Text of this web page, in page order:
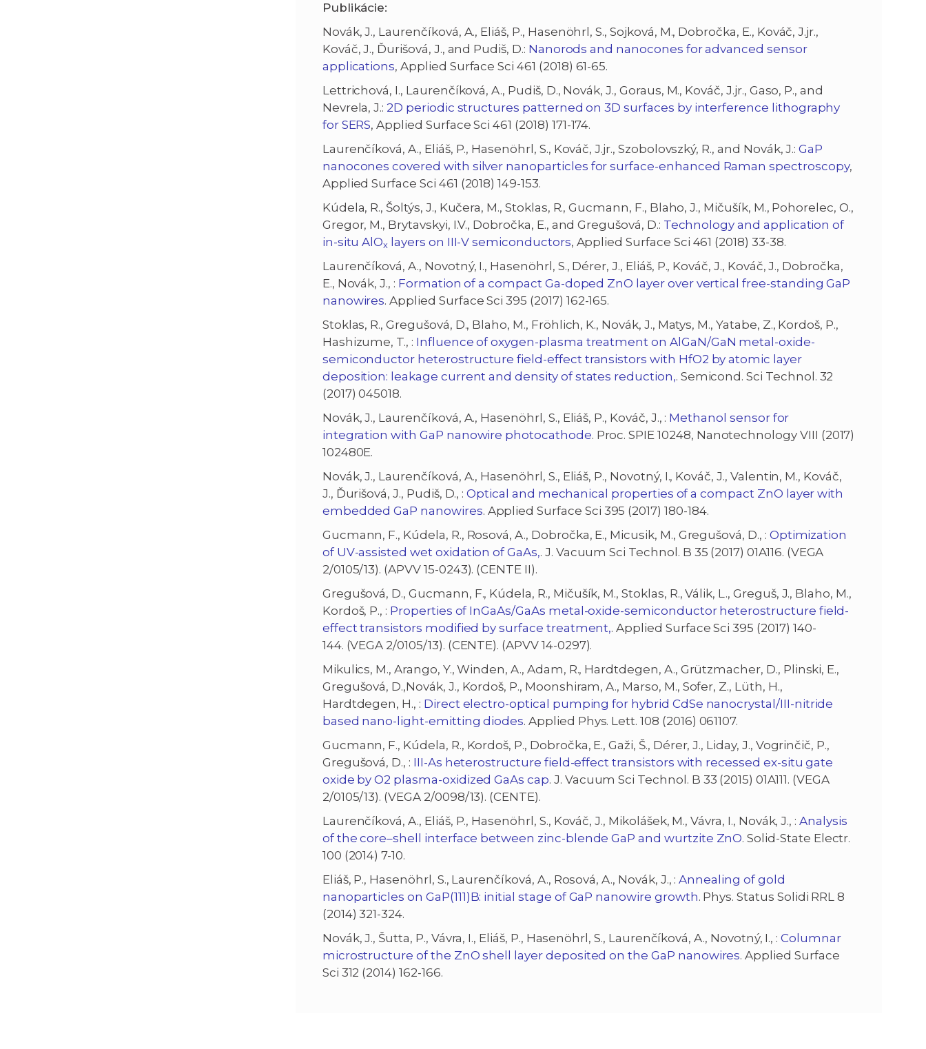
Publikácie:
Novák, J., Laurenčíková, A., Eliáš, P., Hasenöhrl, S., Sojková, M., Dobročka, E., Kováč, J.jr.,
Kováč, J., Ďurišová, J., and Pudiš, D.: Nanorods and nanocones for advanced sensor
applications, Applied Surface Sci 461 (2018) 61-65.
Lettrichová, I., Laurenčíková, A., Pudiš, D., Novák, J., Goraus, M., Kováč, J.jr., Gaso, P., and
Nevrela, J.: 2D periodic structures patterned on 3D surfaces by interference lithography
for SERS, Applied Surface Sci 461 (2018) 171-174.
Laurenčíková, A., Eliáš, P., Hasenöhrl, S., Kováč, J.jr., Szobolovszký, R., and Novák, J.:GaP
nanocones covered with silver nanoparticles for surface-enhanced Raman spectroscopy,
Applied Surface Sci 461 (2018) 149-153.
Kúdela, R., Šoltýs, J., Kučera, M., Stoklas, R., Gucmann, F., Blaho, J., Mičušík, M., Pohorelec, O.,
Gregor, M., Brytavskyi, I.V., Dobročka, E., and Gregušová, D.: Technology and application of
in-situ AlOx layers on III-V semiconductors, Applied Surface Sci 461 (2018) 33-38.
Laurenčíková, A., Novotný, I., Hasenöhrl, S., Dérer, J., Eliáš, P., Kováč, J., Kováč, J., Dobročka,
E., Novák, J., : Formation of a compact Ga-doped ZnO layer over vertical free-standing GaP
nanowires. Applied Surface Sci 395 (2017) 162-165.
Stoklas, R., Gregušová, D., Blaho, M., Fröhlich, K., Novák, J., Matys, M., Yatabe, Z., Kordoš, P.,
Hashizume, T., : Influence of oxygen-plasma treatment on AlGaN/GaN metal-oxide-
semiconductor heterostructure field-effect transistors with HfO2 by atomic layer
deposition: leakage current and density of states reduction,. Semicond. Sci Technol. 32
(2017) 045018.
Novák, J., Laurenčíková, A., Hasenöhrl, S., Eliáš, P., Kováč, J., : Methanol sensor for
integration with GaP nanowire photocathode. Proc. SPIE 10248, Nanotechnology VIII (2017)
102480E.
Novák, J., Laurenčíková, A., Hasenöhrl, S., Eliáš, P., Novotný, I., Kováč, J., Valentin, M., Kováč,
J., Ďurišová, J., Pudiš, D., :Optical and mechanical properties of a compact ZnO layer with
embedded GaP nanowires. Applied Surface Sci 395 (2017) 180-184.
Gucmann, F., Kúdela, R., Rosová, A., Dobročka, E., Micusik, M., Gregušová, D., : Optimization
of UV-assisted wet oxidation of GaAs,. J. Vacuum Sci Technol. B 35 (2017) 01A116. (VEGA
2/0105/13). (APVV 15-0243). (CENTE II).
Gregušová, D., Gucmann, F., Kúdela, R., Mičušík, M., Stoklas, R., Válik, L., Greguš, J., Blaho, M.,
Kordoš, P., : Properties of InGaAs/GaAs metal-oxide-semiconductor heterostructure field-
effect transistors modified by surface treatment,. Applied Surface Sci 395 (2017) 140-
144. (VEGA 2/0105/13). (CENTE). (APVV 14-0297).
Mikulics, M., Arango, Y., Winden, A., Adam, R., Hardtdegen, A., Grützmacher, D., Plinski, E.,
Gregušová, D.,Novák, J., Kordoš, P., Moonshiram, A., Marso, M., Sofer, Z., Lüth, H.,
Hardtdegen, H., : Direct electro-optical pumping for hybrid CdSe nanocrystal/III-nitride
based nano-light-emitting diodes. Applied Phys. Lett. 108 (2016) 061107.
Gucmann, F., Kúdela, R., Kordoš, P., Dobročka, E., Gaži, Š., Dérer, J., Liday, J., Vogrinčič, P.,
Gregušová, D., : III-As heterostructure field-effect transistors with recessed ex-situ gate
oxide by O2 plasma-oxidized GaAs cap. J. Vacuum Sci Technol. B 33 (2015) 01A111. (VEGA
2/0105/13). (VEGA 2/0098/13). (CENTE).
Laurenčíková, A., Eliáš, P., Hasenöhrl, S., Kováč, J., Mikolášek, M., Vávra, I., Novák, J., :Analysis
of the core–shell interface between zinc-blende GaP and wurtzite ZnO. Solid-State Electr.
100 (2014) 7-10.
Eliáš, P., Hasenöhrl, S., Laurenčíková, A., Rosová, A., Novák, J., :Annealing of gold
nanoparticles on GaP(111)B: initial stage of GaP nanowire growth. Phys. Status Solidi RRL 8
(2014) 321-324.
Novák, J., Šutta, P., Vávra, I., Eliáš, P., Hasenöhrl, S., Laurenčíková, A., Novotný, I., :Columnar
microstructure of the ZnO shell layer deposited on the GaP nanowires. Applied Surface
Sci 312 (2014) 162-166.